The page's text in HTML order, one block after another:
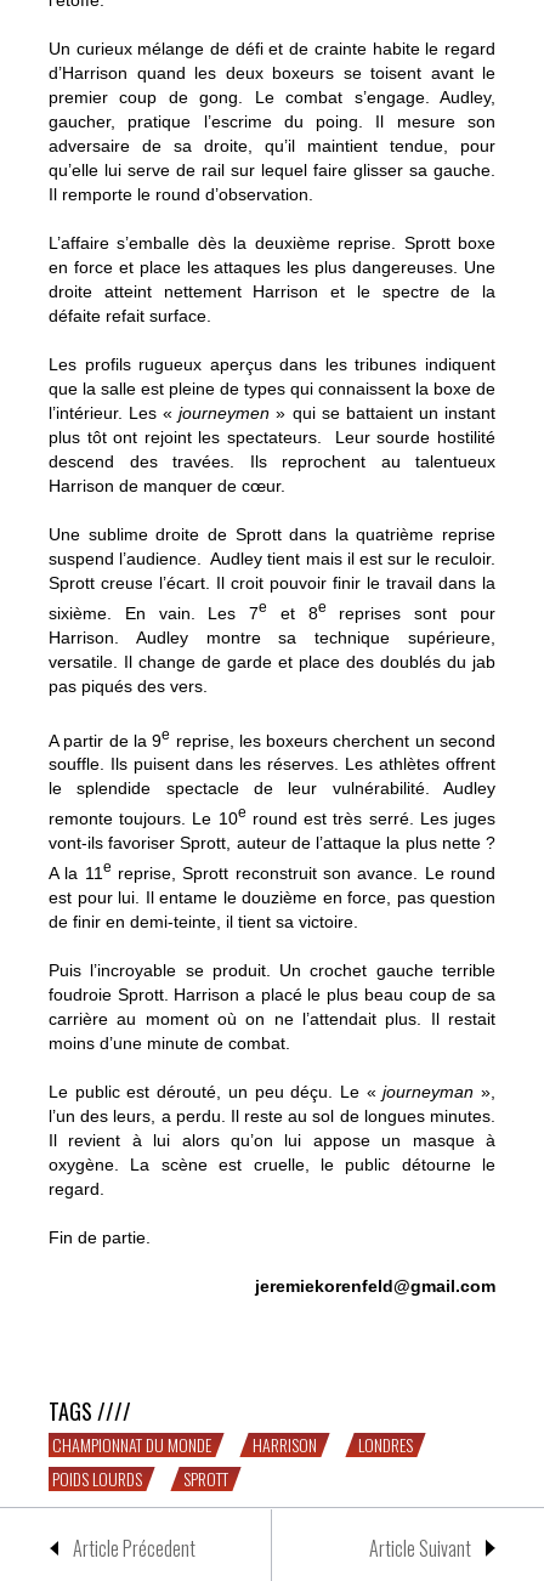
Un curieux mélange de défi et de crainte habite le regard
d’Harrison quand les deux boxeurs se toisent avant le
premier coup de gong. Le combat s’engage. Audley,
gaucher, pratique l’escrime du poing. Il mesure son
adversaire de sa droite, qu’il maintient tendue, pour
qu’elle lui serve de rail sur lequel faire glisser sa gauche.
Il remporte le round d’observation.
L’affaire s’emballe dès la deuxième reprise. Sprott boxe
en force et place les attaques les plus dangereuses. Une
droite atteint nettement Harrison et le spectre de la
défaite refait surface.
Les profils rugueux aperçus dans les tribunes indiquent
que la salle est pleine de types qui connaissent la boxe de
l’intérieur. Les «journeymen» qui se battaient un instant
plus tôt ont rejoint les spectateurs. Leur sourde hostilité
descend des travées. Ils reprochent au talentueux
Harrison de manquer de cœur.
Une sublime droite de Sprott dans la quatrième reprise
suspend l’audience. Audley tient mais il est sur le reculoir.
Sprott creuse l’écart. Il croit pouvoir finir le travail dans la
sixième. En vain. Les 7e et 8e
reprises sont pour
Harrison. Audley montre sa technique supérieure,
versatile. Il change de garde et place des doublés du jab
pas piqués des vers.
A partir de la 9e reprise, les boxeurs cherchent un second
souffle. Ils puisent dans les réserves. Les athlètes offrent
le splendide spectacle de leur vulnérabilité. Audley
remonte toujours. Le 10e round est très serré. Les juges
vont-ils favoriser Sprott, auteur de l’attaque la plus nette ?
A la 11 e reprise, Sprott reconstruit son avance. Le round
est pour lui. Il entame le douzième en force, pas question
de finir en demi-teinte, il tient sa victoire.
Puis l’incroyable se produit. Un crochet gauche terrible
foudroie Sprott. Harrison a placé le plus beau coup de sa
carrière au moment où on ne l’attendait plus. Il restait
moins d’une minute de combat.
Le public est dérouté, un peu déçu. Le «journeyman»,
l’un des leurs, a perdu. Il reste au sol de longues minutes.
Il revient à lui alors qu’on lui appose un masque à
oxygène. La scène est cruelle, le public détourne le
regard.
Fin de partie.
jeremiekorenfeld@gmail.com
TAGS ////
CHAMPIONNAT DU MONDE HARRISON
LONDRES
POIDS LOURDS
SPROTT
Article Précedent Article Suivant